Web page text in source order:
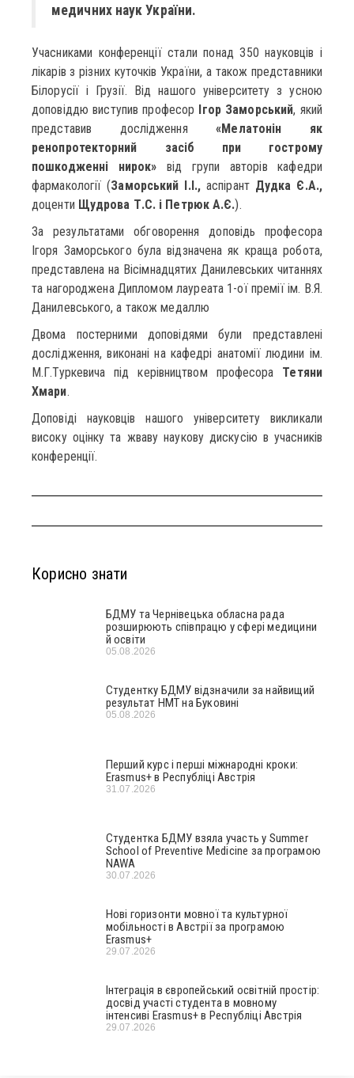
медичних наук України.
Учасниками конференції стали понад 350 науковців і
лікарів з різних куточків України, а також представники
Білорусії і Грузії. Від нашого університету з усною
доповіддю виступив професор Ігор Заморський, який
представив дослідження«Мелатонін як
ренопротекторний засіб при гострому
пошкодженні нирок» від групи авторів кафедри
фармакології (Заморський І.І.,аспірантДудка Є.А.,
доценти Щудрова Т.С. і Петрюк А.Є.).
За результатами обговорення доповідь професора
Ігоря Заморського була відзначена як краща робота,
представлена на Вісімнадцятих Данилевських читаннях
та нагороджена Дипломом лауреата 1-ої премії ім. В.Я.
Данилевського, а також медаллю
Двома постерними доповідями були представлені
дослідження, виконані на кафедрі анатомії людини ім.
М.Г.Туркевича під керівництвом професора Тетяни
Хмари.
Доповіді науковців нашого університету викликали
високу оцінку та жваву наукову дискусію в учасників
конференції.
Корисно знати
БДМУ та Чернівецька обласна рада
розширюють співпрацю у сфері медицини
й освіти
05.08.2026
Студентку БДМУ відзначили за найвищий
результат НМТ на Буковині
05.08.2026
Перший курс і перші міжнародні кроки:
Erasmus+ в Республіці Австрія
31.07.2026
Студентка БДМУ взяла участь у Summer
School of Preventive Medicine за програмою
NAWA
30.07.2026
Нові горизонти мовної та культурної
мобільності в Австрії за програмою
Erasmus+
29.07.2026
Інтеграція в європейський освітній простір:
досвід участі студента в мовному
інтенсиві Erasmus+ в Республіці Австрія
29.07.2026